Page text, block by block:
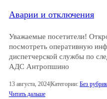
Аварии и отключения
Уважаемые посетители!
посмотреть оперативную
диспетчерской службы по
АДС Антропшино
13 августа, 2024|Категории: Без
Читать дальше